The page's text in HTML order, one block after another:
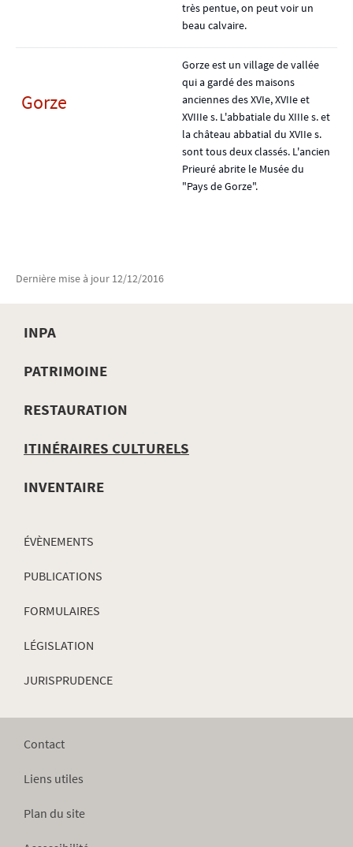
très pentue, on peut voir un
beau calvaire.
Gorze
Gorze est un village de vallée
qui a gardé des maisons
anciennes des XVIe, XVIIe et
XVIIIe s. L'abbatiale du XIIIe s. et
la château abbatial du XVIIe s.
sont tous deux classés. L'ancien
Prieuré abrite le Musée du
"Pays de Gorze".
Dernière mise à jour 12/12/2016
MENU
DE
INPA
PATRIMOINE
RESTAURATION
ITINÉRAIRES CULTURELS
INVENTAIRE
ÉVÈNEMENTS
PUBLICATIONS
FORMULAIRES
LÉGISLATION
JURISPRUDENCE
Contact
Liens utiles
Plan du site